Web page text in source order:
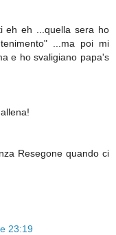
eh eh ...quella sera ho
...ma poi mi
e ho svaligiano papa's
Resegone quando ci
23:19